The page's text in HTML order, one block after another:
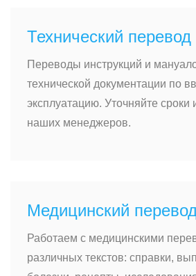
Технический перевод
Переводы инструкций и
технической документации по
эксплуатацию. Уточняйте сроки
наших менеджеров.
Медицинский
Работаем с медицинскими
различных текстов: справки,